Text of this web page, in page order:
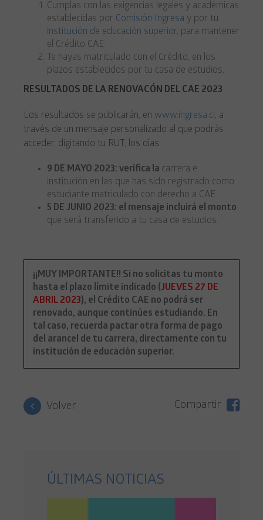
Cumplas con las exigencias legales y académicas
establecidas por Comisión Ingresa y por tu
institución de educación superior, para mantener
el Crédito CAE.
Te hayas matriculado con el Crédito, en los
plazos establecidos por tu casa de estudios.
RESULTADOS DE LA RENOVACÓN DEL CAE 2023
Los resultados se publicarán, en www.ingresa.cl, a
través de un mensaje personalizado al que podrás
acceder, digitando tu RUT, los días:
9 DE MAYO 2023: verifica la carrera e
institución en las que has sido registrado como
estudiante matriculado con derecho a CAE
5 DE JUNIO 2023: el mensaje incluirá el monto
que será transferido a tu casa de estudios.
¡¡MUY IMPORTANTE!! Si no solicitas tu monto
hasta el plazo límite indicado (JUEVES 27 DE
ABRIL 2023), el Crédito CAE no podrá ser
renovado, aunque continúes estudiando. En
tal caso, recuerda pactar otra forma de pago
del arancel de tu carrera, directamente con tu
institución de educación superior.
Volver Compartir
ÚLTIMAS NOTICIAS